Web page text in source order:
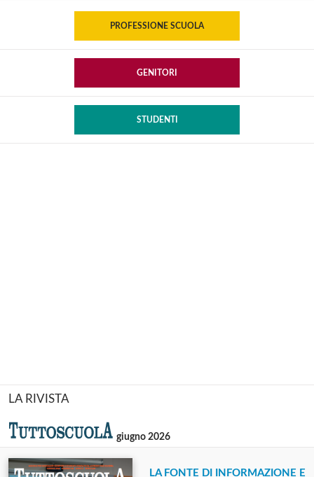
PROFESSIONE SCUOLA
GENITORI
STUDENTI
LA RIVISTA
giugno 2026
LA FONTE DI INFORMAZIONE E